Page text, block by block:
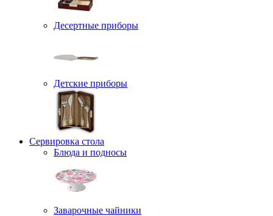
Десертные приборы
Детские приборы
Сервировка стола
Блюда и подносы
Заварочные чайники